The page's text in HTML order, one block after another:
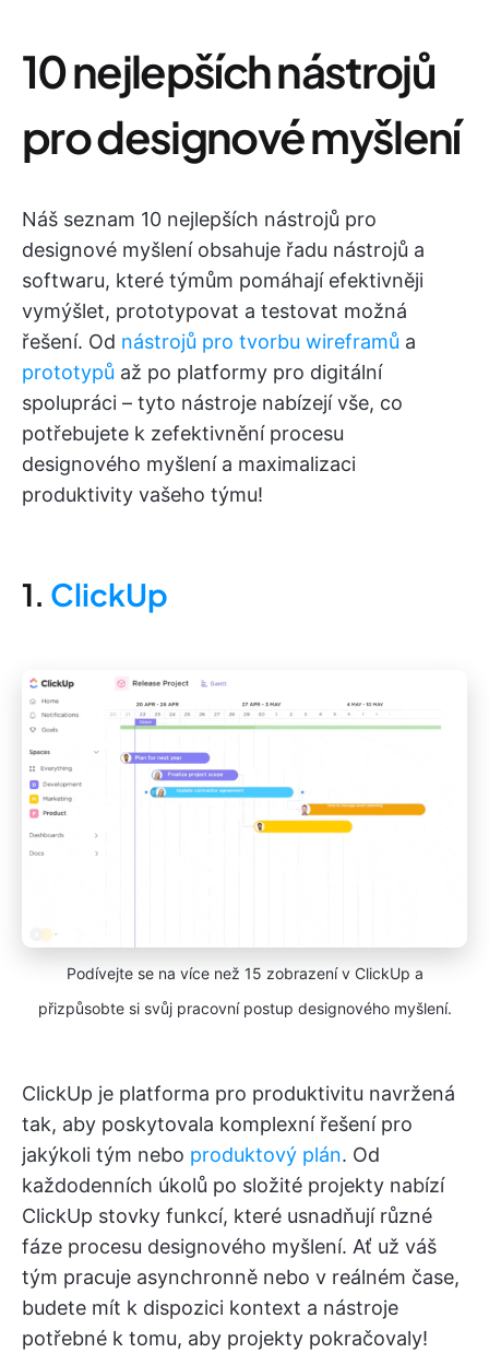
10 nejlepších nástrojů
pro designové myšlení
Náš seznam 10 nejlepších nástrojů pro
designové myšlení obsahuje řadu nástrojů a
softwaru, které týmům pomáhají efektivněji
vymýšlet, prototypovat a testovat možná
řešení. Od nástrojů pro tvorbu wireframů a
prototypů až po platformy pro digitální
spolupráci – tyto nástroje nabízejí vše, co
potřebujete k zefektivnění procesu
designového myšlení a maximalizaci
produktivity vašeho týmu!
1. ClickUp
Podívejte se na více než 15 zobrazení v ClickUp a
přizpůsobte si svůj pracovní postup designového myšlení.
ClickUp je platforma pro produktivitu navržená
tak, aby poskytovala komplexní řešení pro
jakýkoli tým nebo produktový plán. Od
každodenních úkolů po složité projekty nabízí
ClickUp stovky funkcí, které usnadňují různé
fáze procesu designového myšlení. Ať už váš
tým pracuje asynchronně nebo v reálném čase,
budete mít k dispozici kontext a nástroje
potřebné k tomu, aby projekty pokračovaly!